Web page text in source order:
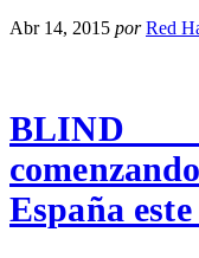
Abr 14, 2015 por Red
BLIND
España